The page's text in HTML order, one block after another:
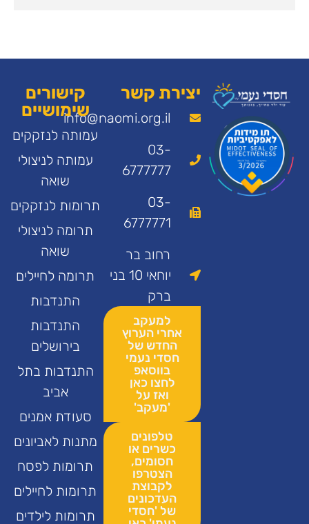
יצירת קשר
info@naomi.org.il
03-
6777777
03-
6777771
רחוב בר
יוחאי 10 בני
ברק
למעקב
אחרי הערוץ
החדש של
חסדי נעמי
בווסאפ
לחצו כאן
ואז על
'מעקב'
טלפונים
כשרים או
חסומים,
הצטרפו
לקבוצת
העדכונים
של 'חסדי
קישורים
שימושיים
עמותה לנזקקים
עמותה לניצולי
שואה
תרומות לנזקקים
תרומה לניצולי
שואה
תרומה לחיילים
התנדבות
התנדבות
בירושלים
התנדבות בתל
אביב
סעודת אמנים
מתנות לאביונים
תרומות לפסח
תרומות לחיילים
תרומות לילדים